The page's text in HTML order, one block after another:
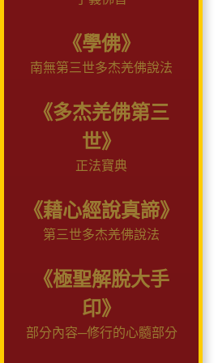
《學佛》
南無第三世多杰羌佛說法
《多杰羌佛第三
世》
正法寶典
《藉心經說真諦》
第三世多杰羌佛說法
《極聖解脫大手
印》
部分內容─修行的心髓部分